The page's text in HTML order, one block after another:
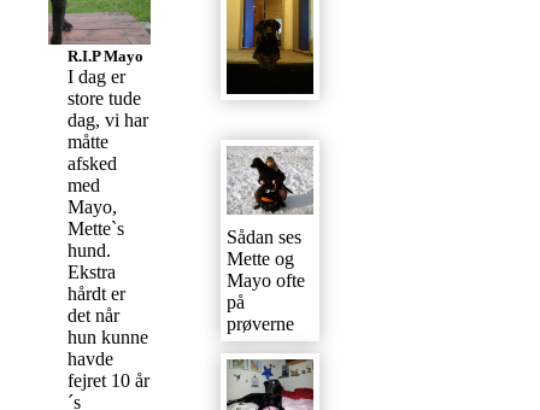
R.I.P Mayo
I dag er
store tude
dag, vi har
måtte
afsked
med
Mayo,
Mette`s
hund.
Ekstra
hårdt er
det når
hun kunne
havde
fejret 10 år
´s
Sådan ses
Mette og
Mayo ofte
på
prøverne